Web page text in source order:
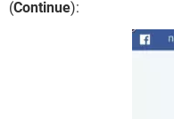
(Continue):